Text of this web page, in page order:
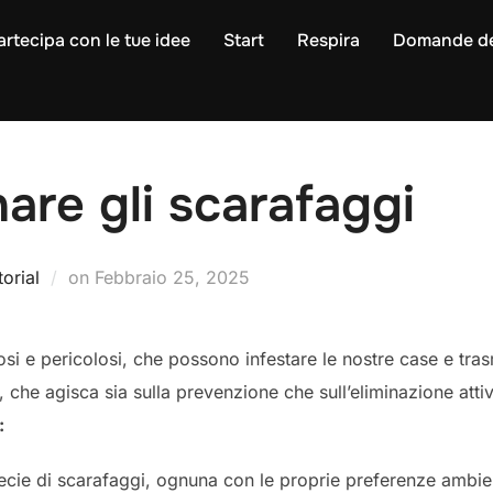
con le tue idee Start Respira Domande
gli scarafaggi
on Pubblicato
Febbraio 25, 2025
e pericolosi, che possono infestare le nostre case e
agisca sia sulla prevenzione che sull’eliminazione
di scarafaggi, ognuna con le proprie preferenze